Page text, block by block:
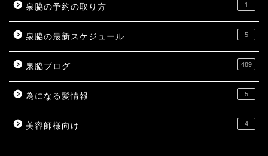
泉脇の予約の取り方 1
泉脇の最新スケジュール 5
泉脇ブログ 489
為になる髪情報 5
美容師様向け 4